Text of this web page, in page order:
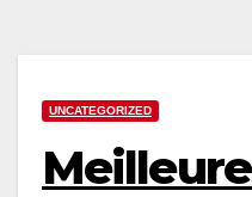
UNCATEGORIZED